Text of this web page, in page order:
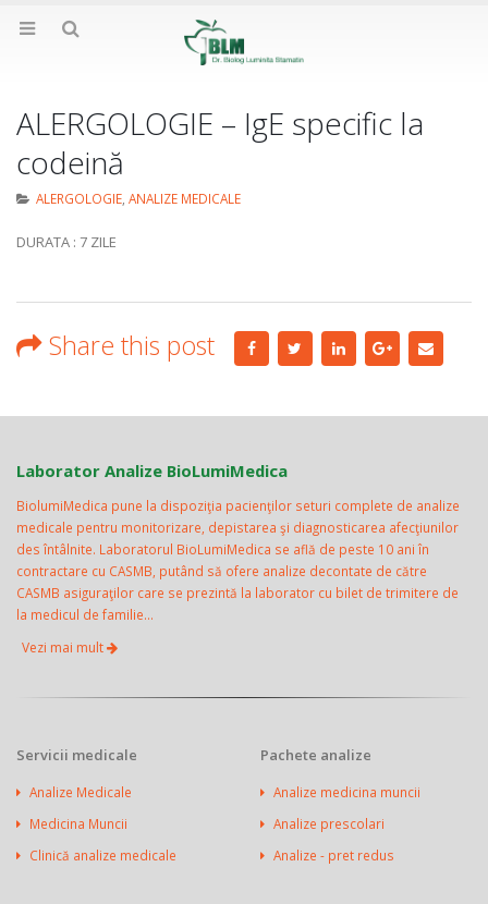
ALERGOLOGIE – IgE specific la
codeină
ALERGOLOGIE, ANALIZE MEDICALE
DURATA : 7 ZILE
Share this post
Laborator Analize BioLumiMedica
BiolumiMedica pune la dispoziţia pacienţilor seturi complete de analize
medicale pentru monitorizare, depistarea şi diagnosticarea afecţiunilor
des întâlnite. Laboratorul BioLumiMedica se află de peste 10 ani în
contractare cu CASMB, putând să ofere analize decontate de către
CASMB asiguraţilor care se prezintă la laborator cu bilet de trimitere de
la medicul de familie...
Vezi mai mult
Servicii medicale
Analize Medicale
Medicina Muncii
Clinică analize medicale
Pachete analize
Analize medicina muncii
Analize prescolari
Analize - pret redus